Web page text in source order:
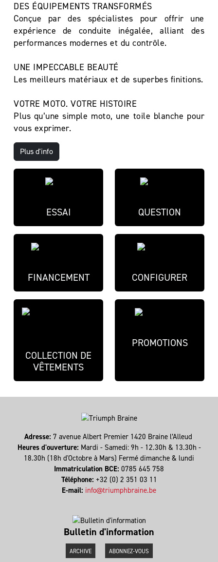
DES ÉQUIPEMENTS TRANSFORMÉS
Conçue par des spécialistes pour offrir une
expérience de conduite inégalée, alliant des
performances modernes et du contrôle.
UNE IMPECCABLE BEAUTÉ
Les meilleurs matériaux et de superbes finitions.
VOTRE MOTO. VOTRE HISTOIRE
Plus qu’une simple moto, une toile blanche pour
vous exprimer.
Plus d'info
ESSAI QUESTION
FINANCEMENT CONFIGURER
COLLECTION DE
VÊTEMENTS
PROMOTIONS
Adresse: 7 avenue Albert Premier 1420 Braine l’Alleud
Heures d'ouverture: Mardi - Samedi: 9h - 12.30h & 13.30h -
18.30h (18h d'Octobre à Mars) Fermé dimanche & lundi
Immatriculation BCE: 0785 645 758
Téléphone: +32 (0) 2 351 03 11
E-mail: info@triumphbraine.be
Bulletin d'information
ARCHIVE ABONNEZ-VOUS